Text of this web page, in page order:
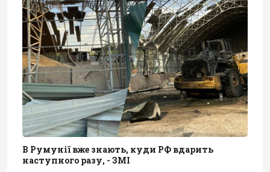
В Румунії вже знають, куди РФ вдарить
наступного разу, - ЗМІ